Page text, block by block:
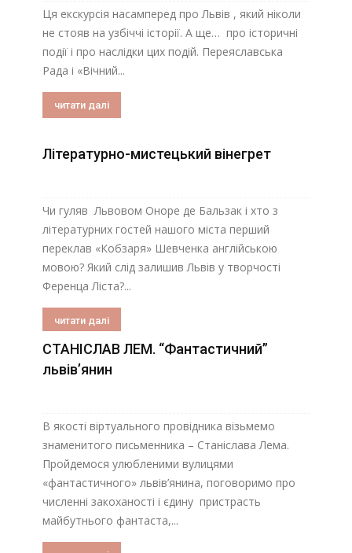
Ця екскурсія насамперед про Львів , який ніколи
не стояв на узбіччі історії. А ще… про історичні
події і про наслідки цих подій. Переяславська
Рада і «Вічний...
читати далі
Літературно-мистецький вінегрет
Чи гуляв Львовом Оноре де Бальзак і хто з
літературних гостей нашого міста перший
переклав «Кобзаря» Шевченка англійською
мовою? Який слід залишив Львів у творчості
Ференца Ліста?...
читати далі
СТАНІСЛАВ ЛЕМ. “Фантастичний”
львів’янин
В якості віртуального провідника візьмемо
знаменитого письменника – Станіслава Лема.
Пройдемося улюбленими вулицями
«фантастичного» львів’янина, поговоримо про
численні закоханості і єдину пристрасть
майбутнього фантаста,...